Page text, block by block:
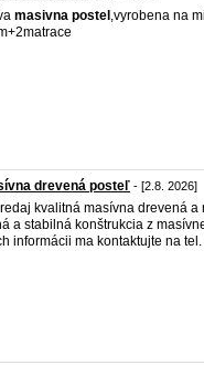
masivna postel ,vyrobena na
drevená posteľ - [2.8. 2026]
kvalitná masívna drevená
a stabilná konštrukcia z
informácii ma kontaktujte na